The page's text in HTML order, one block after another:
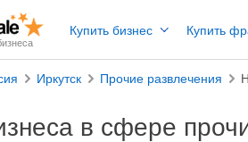
Купить бизнес Купить
Иркутск Прочие развлечения
в сфере